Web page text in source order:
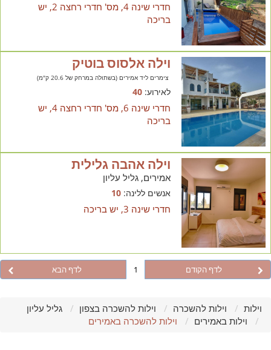
חדרי שינה 4, מס' חדרי רחצה 2, יש
בריכה
וילה אלסוס בוטיק
צימרים ליד אמירים (בשתולה במרחק של 20.6 ק"מ)
לאירוע:40
חדרי שינה 6, מס' חדרי רחצה 4, יש
בריכה
וילה אהבה גלילית
אמירים, גליל עליון
אנשים ללינה:10
חדרי שינה 3, יש בריכה
לדף הקודם 1 לדף הבא
וילות וילות להשכרה וילות להשכרה בצפון
גליל עליון
וילות באמירים
וילות להשכרה באמירים